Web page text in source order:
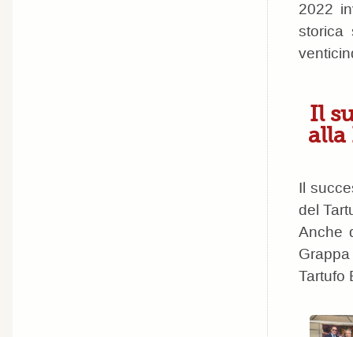
2022
storica
Il
alla
Il
del
Anche
Tartufo